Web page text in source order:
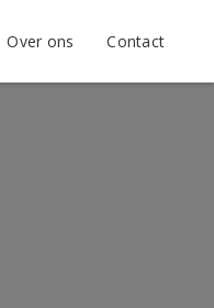
Over ons Contact